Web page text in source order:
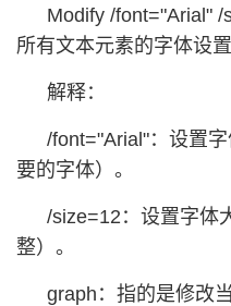
Modify /font="Arial"
所有文本元素的字体设
解释：
/font="Arial"：设置
要的字体）。
/size=12：设置字体
整）。
graph：指的是修改